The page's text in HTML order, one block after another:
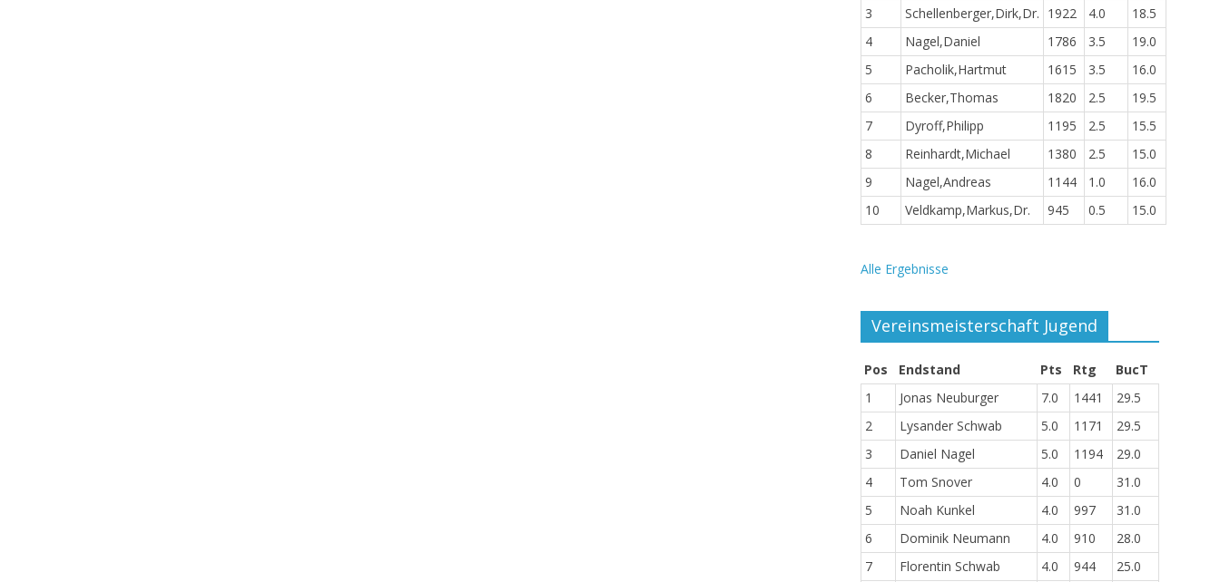
3
Schellenberger,Dirk,Dr. 1922 4.0
18.5
4
Nagel,Daniel 1786 3.5
19.0
5
Pacholik,Hartmut 1615 3.5
16.0
6
Becker,Thomas 1820 2.5
19.5
7
Dyroff,Philipp 1195 2.5
15.5
8
Reinhardt,Michael 1380 2.5
15.0
9
Nagel,Andreas 1144 1.0
16.0
10
Veldkamp,Markus,Dr. 945 0.5 15.0
Alle Ergebnisse
Vereinsmeisterschaft Jugend
Pos Endstand Pts Rtg
BucT
1
Jonas Neuburger 7.0 1441
29.5
2
Lysander Schwab 5.0 1171
29.5
3
Daniel Nagel 5.0 1194
29.0
4
Tom Snover 4.0 0
31.0
5
Noah Kunkel 4.0 997
31.0
6
Dominik Neumann 4.0 910
28.0
7
Florentin Schwab 4.0 944
25.0